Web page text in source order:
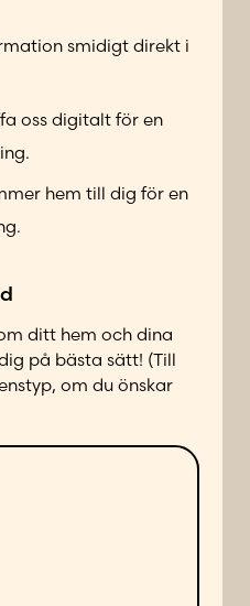
smidigt direkt i
oss digitalt för en
hem till dig för en
ditt hem och dina
på bästa sätt! (Till
om du önskar